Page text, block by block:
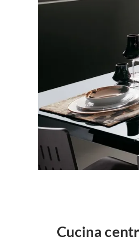
Cucina